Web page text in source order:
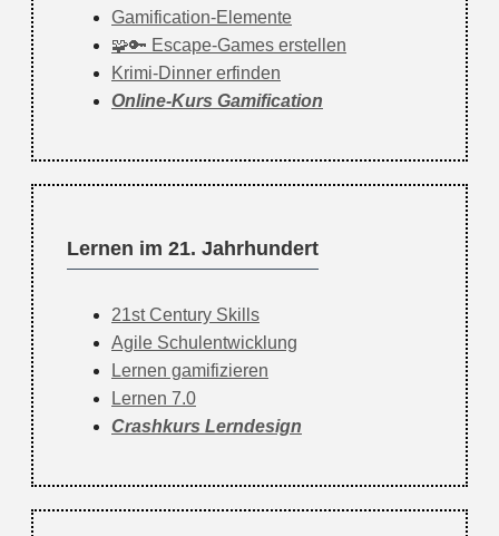
Gamification-Elemente
🧩🔑 Escape-Games erstellen
Krimi-Dinner erfinden
Online-Kurs Gamification
Lernen im 21. Jahrhundert
21st Century Skills
Agile Schulentwicklung
Lernen gamifizieren
Lernen 7.0
Crashkurs Lerndesign